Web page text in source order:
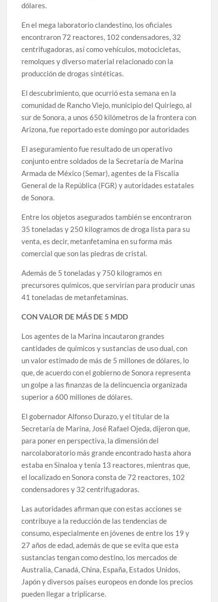
dólares.
En el mega laboratorio clandestino, los oficiales
encontraron 72 reactores, 102 condensadores, 32
centrifugadoras, así como vehículos, motocicletas,
remolques y diverso material relacionado con la
producción de drogas sintéticas.
El descubrimiento, que ocurrió esta semana en la
comunidad de Rancho Viejo, municipio del Quiriego, al
sur de Sonora, a unos 650 kilómetros de la frontera con
Arizona, fue reportado este domingo por autoridades
El aseguramiento fue resultado de un operativo
conjunto entre soldados de la Secretaría de Marina
Armada de México (Semar), agentes de la Fiscalía
General de la República (FGR) y autoridades estatales
de Sonora.
Entre los objetos asegurados también se encontraron
35 toneladas y 250 kilogramos de droga lista para su
venta, es decir, metanfetamina en su forma más
comercial que son las piedras de cristal.
Además de 5 toneladas y 750 kilogramos en
precursores químicos, que servirían para producir unas
41 toneladas de metanfetaminas.
CON VALOR DE MÁS DE 5 MDD
Los agentes de la Marina incautaron grandes
cantidades de químicos y sustancias de uso dual, con
un valor estimado de más de 5 millones de dólares, lo
que, de acuerdo con el gobierno de Sonora representa
un golpe a las finanzas de la delincuencia organizada
superior a 600 millones de dólares.
El gobernador Alfonso Durazo, y el titular de la
Secretaría de Marina, José Rafael Ojeda, dijeron que,
para poner en perspectiva, la dimensión del
narcolaboratorio más grande encontrado hasta ahora
estaba en Sinaloa y tenía 13 reactores, mientras que,
el localizado en Sonora consta de 72 reactores, 102
condensadores y 32 centrifugadoras.
Las autoridades afirman que con estas acciones se
contribuye a la reducción de las tendencias de
consumo, especialmente en jóvenes de entre los 19 y
27 años de edad, además de que se evita que esta
sustancias tengan como destino, los mercados de
Australia, Canadá, China, España, Estados Unidos,
Japón y diversos países europeos en donde los precios
pueden llegar a triplicarse.